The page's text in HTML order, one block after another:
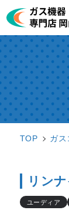
TOP ガス
リン
ユーディア